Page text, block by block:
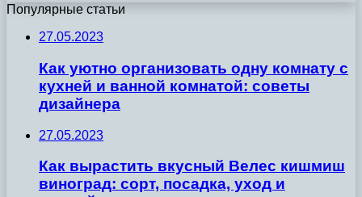
Популярные статьи
27.05.2023
Как уютно организовать одну комнату с
кухней и ванной комнатой: советы
дизайнера
27.05.2023
Как вырастить вкусный Велес кишмиш
виноград: сорт, посадка, уход и